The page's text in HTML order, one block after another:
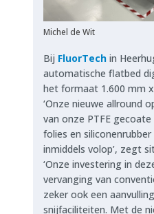
Michel de Wit
Bij FluorTech in
automatische flatbed
het formaat 1.600 mm
‘Onze nieuwe allround
van onze PTFE
folies en
inmiddels volop’, zegt
‘Onze investering in
vervanging van
zeker ook een
snijfaciliteiten. Met de